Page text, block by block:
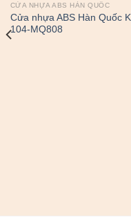
CỬA NHỰA ABS HÀN QUỐC
Cửa nhựa ABS Hàn Quốc
104-MQ808